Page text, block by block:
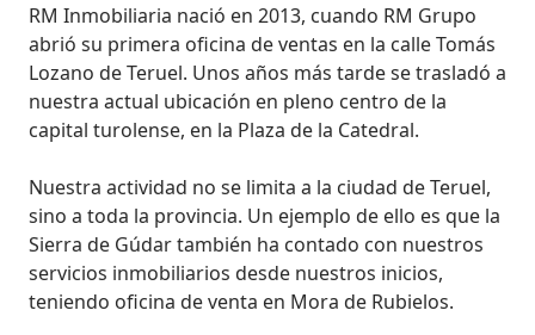
RM Inmobiliaria nació en 2013, cuando RM Grupo
abrió su primera oficina de ventas en la calle Tomás
Lozano de Teruel. Unos años más tarde se trasladó a
nuestra actual ubicación en pleno centro de la
capital turolense, en la Plaza de la Catedral.
Nuestra actividad no se limita a la ciudad de Teruel,
sino a toda la provincia. Un ejemplo de ello es que la
Sierra de Gúdar también ha contado con nuestros
servicios inmobiliarios desde nuestros inicios,
teniendo oficina de venta en Mora de Rubielos.